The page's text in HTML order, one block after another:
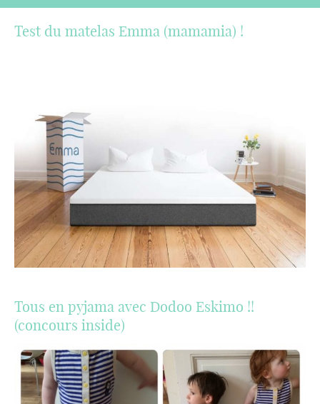
Test du matelas Emma (mamamia) !
Tous en pyjama avec Dodoo Eskimo !!
(concours inside)